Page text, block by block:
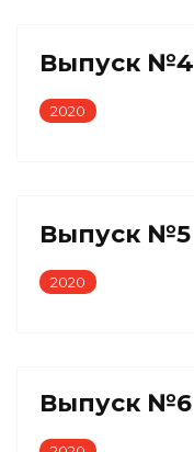
Выпуск №4
2020
Выпуск №5
2020
Выпуск №6